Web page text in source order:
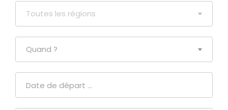
Toutes les régions
Quand ?